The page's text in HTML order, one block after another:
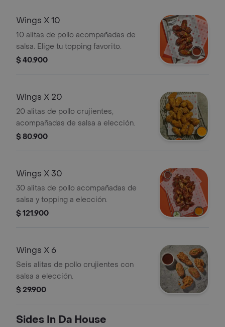
Wings X 10
10 alitas de pollo acompañadas de
salsa. Elige tu topping favorito.
$ 40.900
Wings X 20
20 alitas de pollo crujientes,
acompañadas de salsa a elección.
$ 80.900
Wings X 30
30 alitas de pollo acompañadas de
salsa y topping a elección.
$ 121.900
Wings X 6
Seis alitas de pollo crujientes con
salsa a elección.
$ 29.900
Sides In Da House